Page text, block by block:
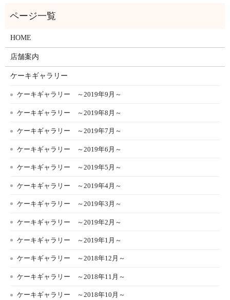
HOME
店舗案内
ケーキギャラリー
ケーキギャラリー ～2019年9月～
ケーキギャラリー ～2019年8月～
ケーキギャラリー ～2019年7月～
ケーキギャラリー ～2019年6月～
ケーキギャラリー ～2019年5月～
ケーキギャラリー ～2019年4月～
ケーキギャラリー ～2019年3月～
ケーキギャラリー ～2019年2月～
ケーキギャラリー ～2019年1月～
ケーキギャラリー ～2018年12月～
ケーキギャラリー ～2018年11月～
ケーキギャラリー ～2018年10月～